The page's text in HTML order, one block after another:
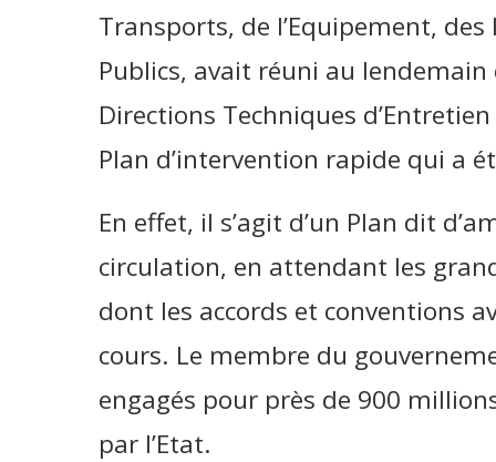
Transports, de l’Equipement,
Publics, avait réuni au
Directions Techniques
Plan d’intervention rapide qui a
En effet, il s’agit d’un Plan dit
circulation, en attendant les
dont les accords et conventions
cours. Le membre du
engagés pour près de 900
par l’Etat.